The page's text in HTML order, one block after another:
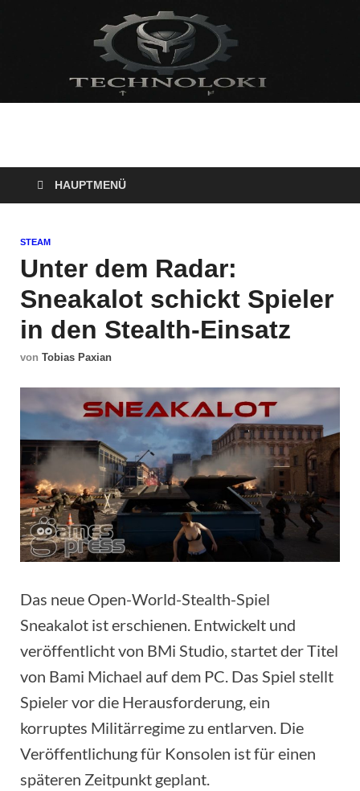
Technoloki: Gaming
und Entertainment
News
Blockbuster, Indie-Perlen und Retro-Klassiker.
HAUPTMENÜ
STEAM
Unter dem Radar:
Sneakalot schickt Spieler
in den Stealth-Einsatz
von Tobias Paxian
Das neue Open-World-Stealth-Spiel
Sneakalot ist erschienen. Entwickelt und
veröffentlicht von BMi Studio, startet der Titel
von Bami Michael auf dem PC. Das Spiel stellt
Spieler vor die Herausforderung, ein
korruptes Militärregime zu entlarven. Die
Veröffentlichung für Konsolen ist für einen
späteren Zeitpunkt geplant.